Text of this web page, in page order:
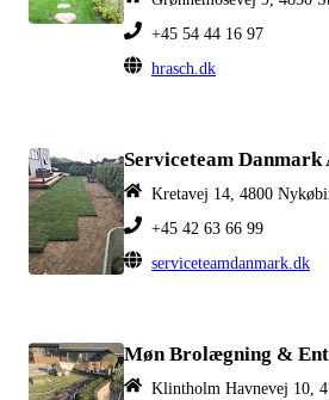
+45 54 44 16 97
hrasch.dk
Serviceteam Danmark
Kretavej 14, 4800
+45 42 63 66 99
serviceteamdanmark.dk
Møn Brolægning &
Klintholm Havnevej 10,